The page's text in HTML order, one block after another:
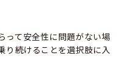
って安全性に問題がない場
り続けることを選択肢に入